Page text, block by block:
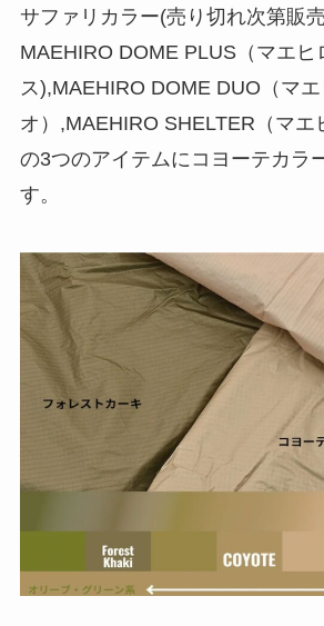
サファリカラー(売り切れ次第販
MAEHIRO DOME PLUS（マエヒ
ス),MAEHIRO DOME DUO（マ
オ）,MAEHIRO SHELTER（マエ
の3つのアイテムにコヨーテカラ
す。